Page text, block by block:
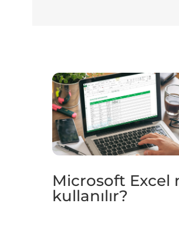
Microsoft Excel
kullanılır?